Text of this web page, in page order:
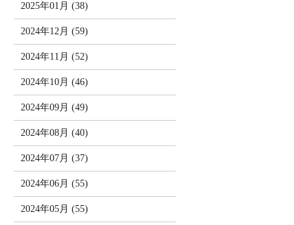
2025年01月 (38)
2024年12月 (59)
2024年11月 (52)
2024年10月 (46)
2024年09月 (49)
2024年08月 (40)
2024年07月 (37)
2024年06月 (55)
2024年05月 (55)